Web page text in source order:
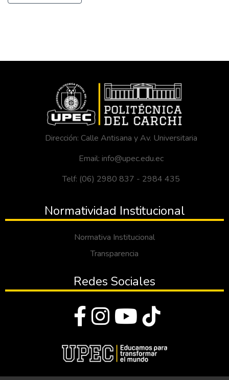
Dirección: Calle Antisana y Av. Universitaria
Email: info@upec.edu.ec
Telf: (06) 2980 837 - 2984 435
Normatividad Institucional
Normativa Institucional
Transparencia
Redes Sociales